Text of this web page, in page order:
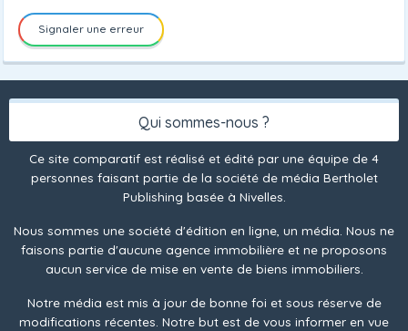
Signaler une erreur
Qui sommes-nous ?
Ce site comparatif est réalisé et édité par une équipe de 4
personnes faisant partie de la société de média Bertholet
Publishing basée à Nivelles.
Nous sommes une société d'édition en ligne, un média. Nous ne
faisons partie d'aucune agence immobilière et ne proposons
aucun service de mise en vente de biens immobiliers.
Notre média est mis à jour de bonne foi et sous réserve de
modifications récentes. Notre but est de vous informer en vue